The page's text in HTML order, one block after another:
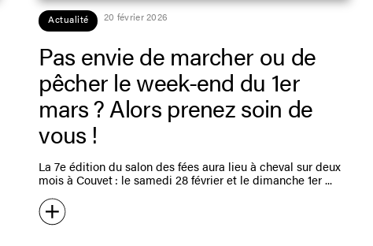
Actualité 20 février 2026
Pas envie de marcher ou de
pêcher le week-end du 1er
mars ? Alors prenez soin de
vous !
La 7e édition du salon des fées aura lieu à cheval sur deux
mois à Couvet : le samedi 28 février et le dimanche 1er